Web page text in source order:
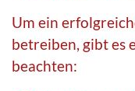
Um ein
betreiben, gibt es
beachten: